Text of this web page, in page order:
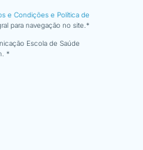
e Condições e Política de
para navegação no site.*
Escola de Saúde
*